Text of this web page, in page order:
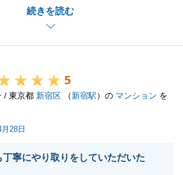
続きを読む
れることがございましたら、いつでも
閉じる 5
/ 東京都 新宿区 （新宿駅）の マンション を
28日
丁寧にやり取りをしていただいた